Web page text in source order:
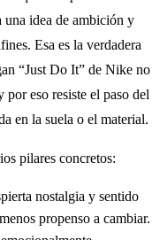
una idea de ambición y
Esa es la verdadera
“Just Do It” de Nike no
eso resiste el paso del
en la suela o el material.
pilares concretos:
nostalgia y sentido
propenso a cambiar.